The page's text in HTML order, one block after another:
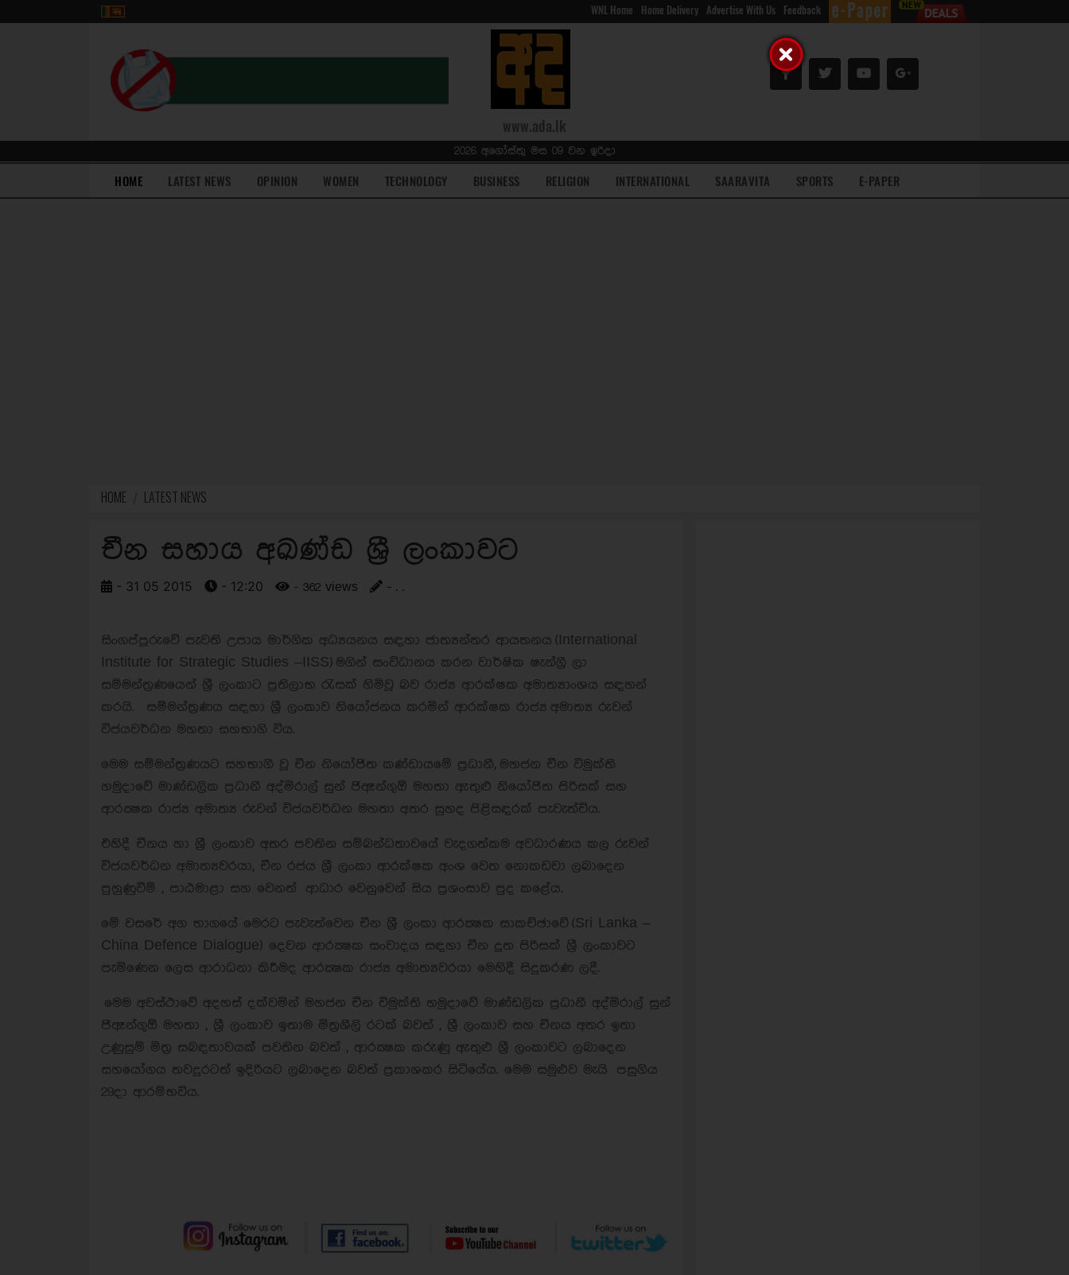
WNL Home Home Delivery Advertise With Us Feedback
www.ada.lk
2026 අගෝස්තු මස 09 වන ඉරිදා
HOME(current)LATEST NEWS OPINION WOMEN TECHNOLOGY BUSINESS RELIGION INTERNATIONAL SAARAVITA SPORTS E-PAPER
HOME LATEST NEWS
චීන සහාය අඛණ්ඩ ශ්‍රී ලංකාවට
- 31 05 2015 - 12:20 - 362 views - . .
සිංගප්පූරුවේ පැවති උපාය මාර්ගික අධ්‍යයනය සඳහා ජාත්‍යන්තර ආයතනය (International
Institute for Strategic Studies –IISS) මගින් සංවිධානය කරන වාර්ෂික ෂැන්ග්‍රී ලා
සම්මන්ත්‍රණයෙන් ශ්‍රී ලංකාට ප්‍රතිලාභ රැසක් හිමිවූ බව රාජ්‍ය ආරක්ෂක අමාත්‍යාංශය සඳහන්
කරයි. සම්මන්ත්‍රණය සඳහා ශ්‍රී ලංකාව නියෝජනය කරමින් ආරක්ෂක රාජ්‍ය අමාත්‍ය රුවන්
විජයවර්ධන මහතා සහභාගි විය.
මෙම සම්මන්ත්‍රණයට සහභාගී වූ චීන නියෝජිත කණ්ඩායමේ ප්‍රධානී, මහජන චීන විමුක්ති
හමුදාවේ මාණ්ඩලික ප්‍රධානී අද්මිරාල් සුන් ජිඈන්ගුඕ මහතා ඇතුළු නියෝජිත පිරිසක් සහ
ආරක්‍ෂක රාජ්‍ය අමාත්‍ය රුවන් විජයවර්ධන මහතා අතර සුහද පිළිසඳරක් පැවැත්විය.
එහිදී චීනය හා ශ්‍රී ලංකාව අතර පවතින සම්බන්ධතාවයේ වැදගත්කම අවධාරණය කල රුවන්
විජයවර්ධන අමාත්‍යවරයා, චීන රජය ශ්‍රී ලංකා ආරක්ෂක අංශ වෙත නොකඩවා ලබාදෙන
පුහුණුවීම් , පාඨමාළා සහ වෙනත් ආධාර වෙනුවෙන් සිය ප්‍රශංසාව පුද කළේය.
මේ වසරේ අග භාගයේ මෙරට පැවැත්වෙන චීන ශ්‍රී ලංකා ආරක්‍ෂක සාකච්ඡාවේ (Sri Lanka –
China Defence Dialogue) දෙවන ආරක්‍ෂක සංවාදය සඳහා චීන දූත පිරිසක් ශ්‍රී ලංකාවට
පැමිණෙන ලෙස ආරාධනා කිරීමද ආරක්‍ෂක රාජ්‍ය අමාත්‍යවරයා මෙහිදී සිදුකරණ ලදී.
මෙම අවස්ථාවේ අදහස් දක්වමින් මහජන චීන විමුක්ති හමුදාවේ මාණ්ඩලික ප්‍රධානී අද්මිරාල් සුන්
ජිඈන්ගුඕ මහතා , ශ්‍රී ලංකාව ඉතාම මිත්‍රශීලි රටක් බවත් , ශ්‍රී ලංකාව සහ චීනය අතර ඉතා
උණුසුම් මිත්‍ර සබඳතාවයක් පවතින බවත් , ආරක්‍ෂක කරුණු ඇතුළු ශ්‍රී ලංකාවට ලබාදෙන
සහයෝගය තවදුරටත් ඉදිරියට ලබාදෙන බවත් ප්‍රකාශකර සිටියේය. මෙම සමුළුව මැයි පසුගිය
29දා ආරම්භවිය.